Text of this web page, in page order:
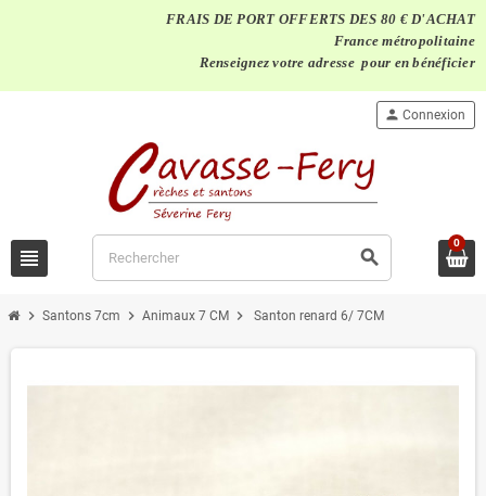
FRAIS DE PORT OFFERTS DES 80 € D'ACHAT
France métropolitaine
Renseignez votre adresse pour en bénéficier
view_headline search
person Connexion
0
chevron_right Santons 7cm chevron_right Animaux 7 CM chevron_right Santon renard 6/ 7CM